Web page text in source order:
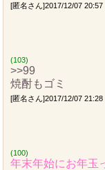
[匿名さん]2017/12/07 20:57
(103)
>>99
焼酎もゴミ
[匿名さん]2017/12/07 21:28
(100)
年末年始にお年玉